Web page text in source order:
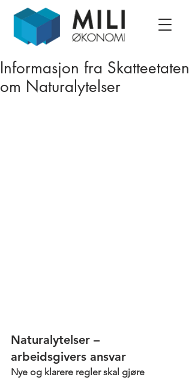
Informasjon fra Skatteetaten
om Naturalytelser
Naturalytelser –
arbeidsgivers ansvar
Nye og klarere regler skal gjøre